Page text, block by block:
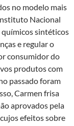
no modelo mais
Nacional
sintéticos
e regular o
consumidor do
produtos com
passado foram
Carmen frisa
aprovados pela
efeitos sobre